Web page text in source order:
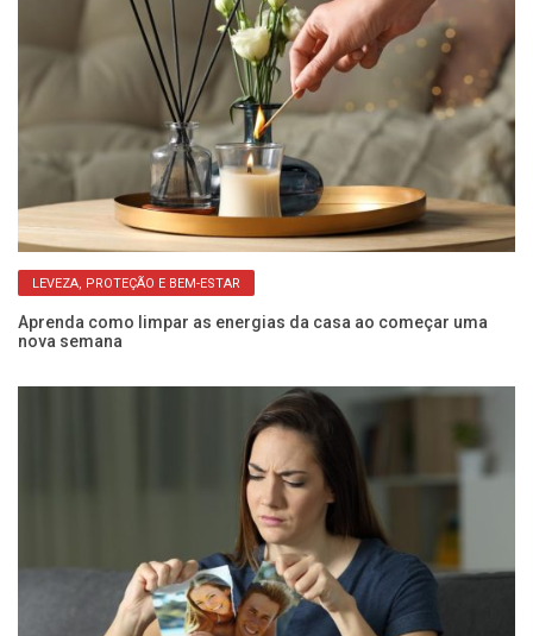
LEVEZA, PROTEÇÃO E BEM-ESTAR
Aprenda como limpar as energias da casa ao começar uma
nova semana